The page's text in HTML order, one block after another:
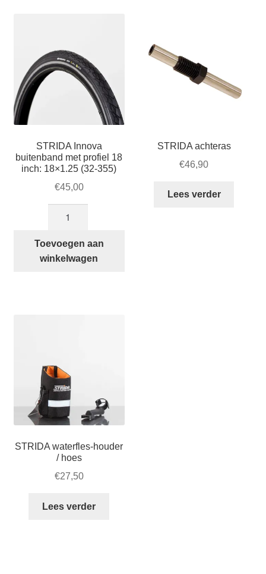
STRIDA Innova
buitenband met profiel 18
inch: 18×1.25 (32-355)
€45,00
buitenband
met
Toevoegen aan
winkelwagen
STRIDA achteras
€46,90
Lees verder
STRIDA waterfles-houder
/ hoes
€27,50
Lees verder